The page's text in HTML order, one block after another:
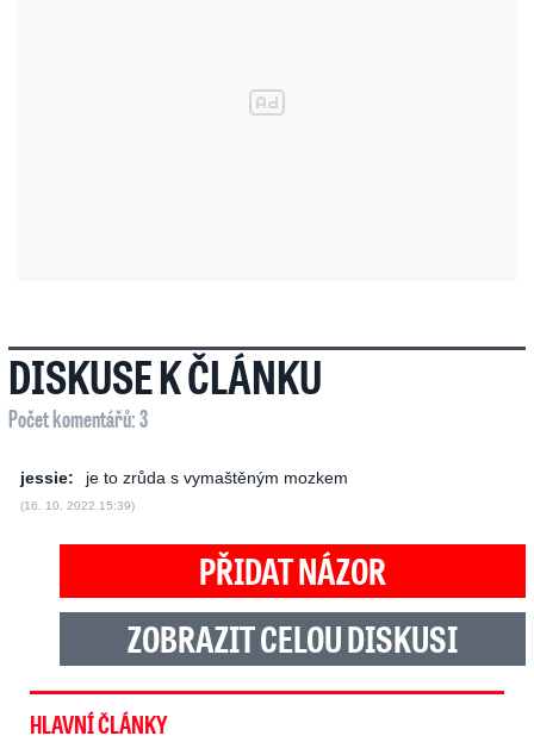
DISKUSE K ČLÁNKU
Počet komentářů: 3
jessie: je to zrůda s vymaštěným mozkem
(16. 10. 2022 15:39)
PŘIDAT NÁZOR
ZOBRAZIT CELOU DISKUSI
HLAVNÍ ČLÁNKY